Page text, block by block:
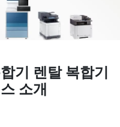
기 렌탈 복합기
소개